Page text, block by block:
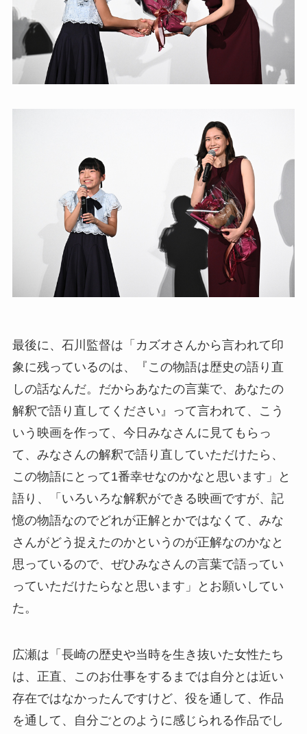
最後に、石川監督は「カズオさんから言われて印
象に残っているのは、『この物語は歴史の語り直
しの話なんだ。だからあなたの言葉で、あなたの
解釈で語り直してください』って言われて、こう
いう映画を作って、今日みなさんに見てもらっ
て、みなさんの解釈で語り直していただけたら、
この物語にとって1番幸せなのかなと思います」と
語り、「いろいろな解釈ができる映画ですが、記
憶の物語なのでどれが正解とかではなくて、みな
さんがどう捉えたのかというのが正解なのかなと
思っているので、ぜひみなさんの言葉で語ってい
っていただけたらなと思います」とお願いしてい
た。
広瀬は「長崎の歴史や当時を生き抜いた女性たち
は、正直、このお仕事をするまでは自分とは近い
存在ではなかったんですけど、役を通して、作品
を通して、自分ごとのように感じられる作品でし